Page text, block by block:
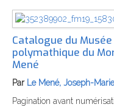
Catalogue du
polymathique du
Mené
Par Le Mené, Joseph-Marie
Pagination avant